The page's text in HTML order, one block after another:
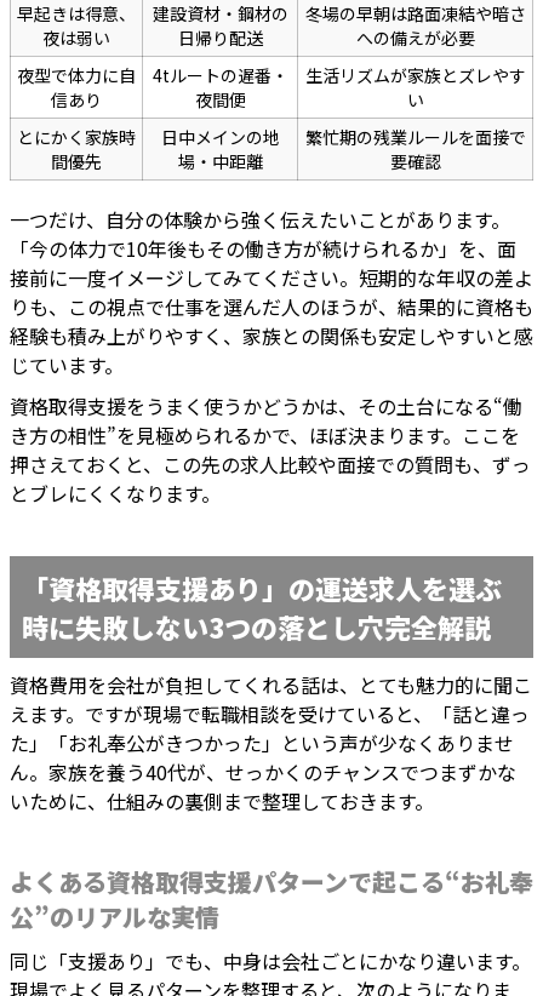
早起きは得意、
夜は弱い
建設資材・鋼材の
日帰り配送
冬場の早朝は路面凍結や暗さ
への備えが必要
夜型で体力に自
信あり
4tルートの遅番・
夜間便
生活リズムが家族とズレやす
い
とにかく家族時
間優先
日中メインの地
場・中距離
繁忙期の残業ルールを面接で
要確認
一つだけ、自分の体験から強く伝えたいことがあります。
「今の体力で10年後もその働き方が続けられるか」を、面
接前に一度イメージしてみてください。短期的な年収の差よ
りも、この視点で仕事を選んだ人のほうが、結果的に資格も
経験も積み上がりやすく、家族との関係も安定しやすいと感
じています。
資格取得支援をうまく使うかどうかは、その土台になる“働
き方の相性”を見極められるかで、ほぼ決まります。ここを
押さえておくと、この先の求人比較や面接での質問も、ずっ
とブレにくくなります。
「資格取得支援あり」の運送求人を選ぶ
時に失敗しない3つの落とし穴完全解説
資格費用を会社が負担してくれる話は、とても魅力的に聞こ
えます。ですが現場で転職相談を受けていると、「話と違っ
た」「お礼奉公がきつかった」という声が少なくありませ
ん。家族を養う40代が、せっかくのチャンスでつまずかな
いために、仕組みの裏側まで整理しておきます。
よくある資格取得支援パターンで起こる“お礼奉
公”のリアルな実情
同じ「支援あり」でも、中身は会社ごとにかなり違います。